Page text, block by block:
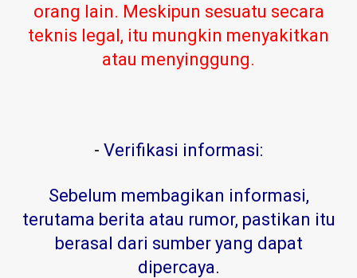
orang lain. Meskipun sesuatu secara
teknis legal, itu mungkin menyakitkan
atau menyinggung.
- Verifikasi informasi:
Sebelum membagikan informasi,
terutama berita atau rumor, pastikan itu
berasal dari sumber yang dapat
dipercaya.